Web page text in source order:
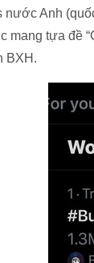
nước Anh
mang tựa đề
BXH.